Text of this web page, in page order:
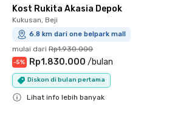
Kost Rukita Akasia Depok
Kukusan, Beji
6.8 km dari one belpark mall
mulai dari Rp1.930.000
-5% Rp1.830.000 /bulan
Diskon di bulan pertama
Lihat info lebih banyak